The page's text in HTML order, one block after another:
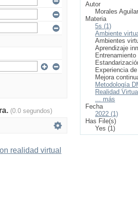
(0.0 segundos)
realidad virtual
Autor
Morales
Materia
5s (1)
Ambiente
Ambientes
Aprendizaje
Entrenamiento
Experiencia
Mejora
Metodología
Realidad
... más
Fecha
2022 (1)
Has File(s)
Yes (1)